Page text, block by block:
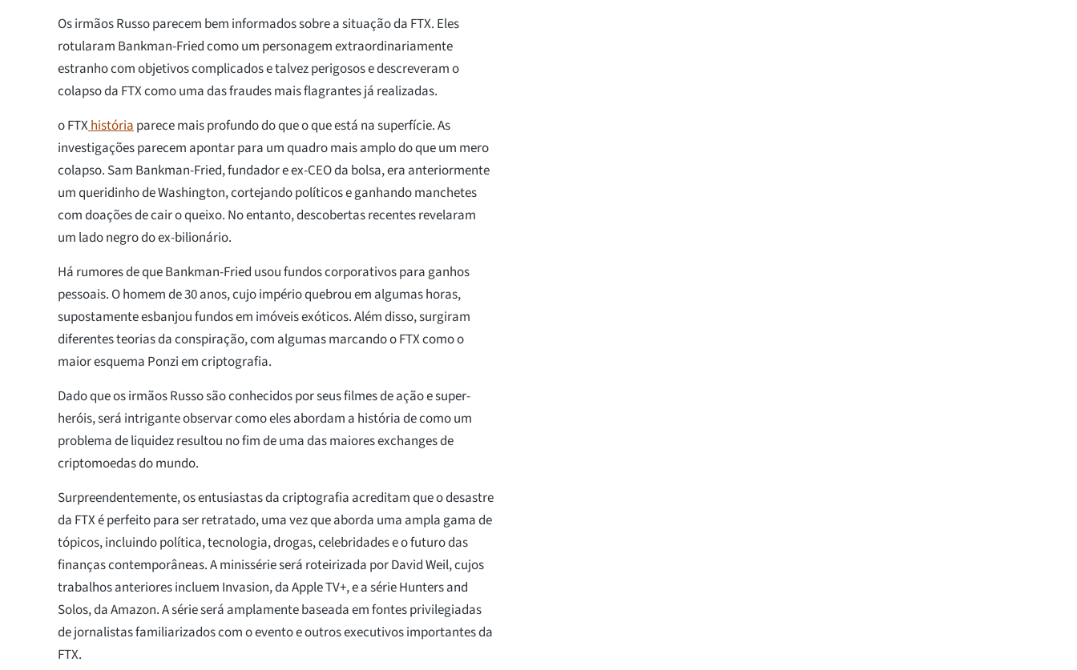
Os irmãos Russo parecem bem informados sobre a situação da FTX. Eles
rotularam Bankman-Fried como um personagem extraordinariamente
estranho com objetivos complicados e talvez perigosos e descreveram o
colapso da FTX como uma das fraudes mais flagrantes já realizadas.
o FTXhistória parece mais profundo do que o que está na superfície. As
investigações parecem apontar para um quadro mais amplo do que um mero
colapso. Sam Bankman-Fried, fundador e ex-CEO da bolsa, era anteriormente
um queridinho de Washington, cortejando políticos e ganhando manchetes
com doações de cair o queixo. No entanto, descobertas recentes revelaram
um lado negro do ex-bilionário.
Há rumores de que Bankman-Fried usou fundos corporativos para ganhos
pessoais. O homem de 30 anos, cujo império quebrou em algumas horas,
supostamente esbanjou fundos em imóveis exóticos. Além disso, surgiram
diferentes teorias da conspiração, com algumas marcando o FTX como o
maior esquema Ponzi em criptografia.
Dado que os irmãos Russo são conhecidos por seus filmes de ação e super-
heróis, será intrigante observar como eles abordam a história de como um
problema de liquidez resultou no fim de uma das maiores exchanges de
criptomoedas do mundo.
Surpreendentemente, os entusiastas da criptografia acreditam que o desastre
da FTX é perfeito para ser retratado, uma vez que aborda uma ampla gama de
tópicos, incluindo política, tecnologia, drogas, celebridades e o futuro das
finanças contemporâneas. A minissérie será roteirizada por David Weil, cujos
trabalhos anteriores incluem Invasion, da Apple TV+, e a série Hunters and
Solos, da Amazon. A série será amplamente baseada em fontes privilegiadas
de jornalistas familiarizados com o evento e outros executivos importantes da
FTX.